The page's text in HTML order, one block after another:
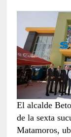
El alcalde
de la sexta
Matamoros,